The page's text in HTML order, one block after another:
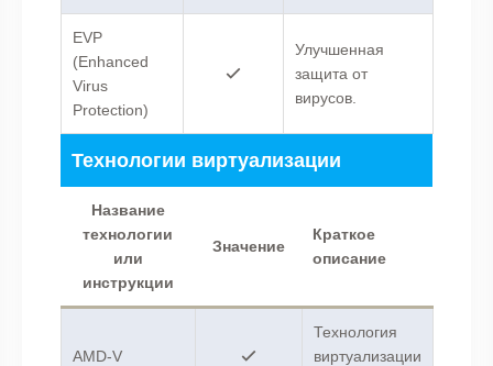
EVP
(Enhanced
Virus
Protection)
Улучшенная
защита от
вирусов.
Технологии виртуализации
Название
технологии
или
инструкции
Значение
Краткое
описание
AMD-V
Технология
виртуализации